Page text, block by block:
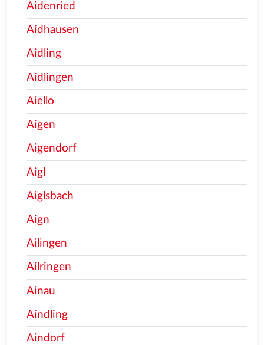
Aidenried
Aidhausen
Aidling
Aidlingen
Aiello
Aigen
Aigendorf
Aigl
Aiglsbach
Aign
Ailingen
Ailringen
Ainau
Aindling
Aindorf